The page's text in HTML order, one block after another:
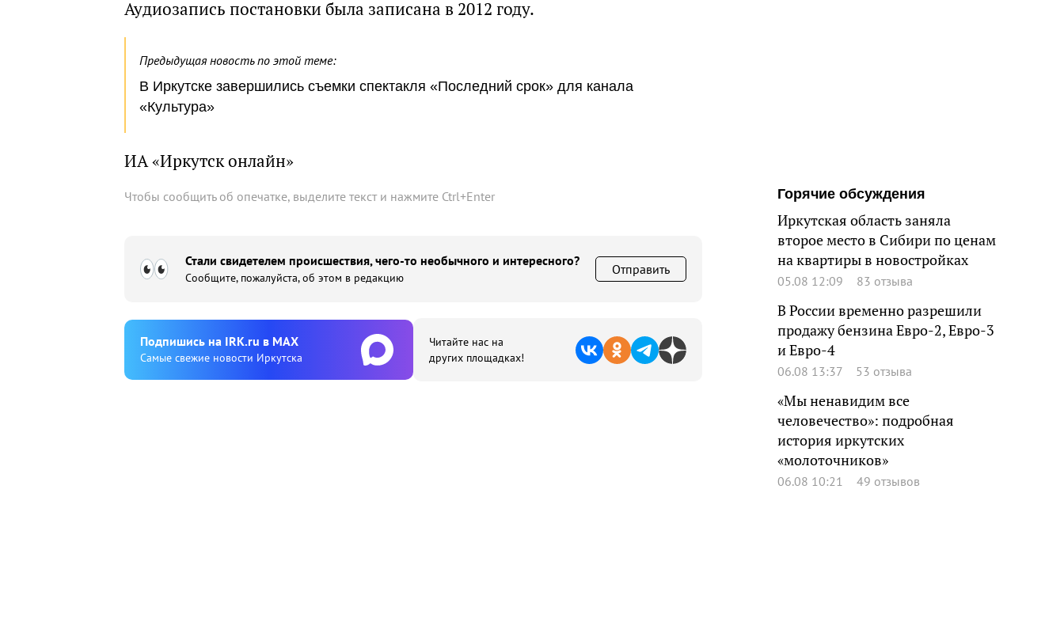
Аудиозапись постановки была записана в 2012 году.
Предыдущая новость по этой теме:
В Иркутске завершились съемки спектакля «Последний срок» для канала
«Культура»
ИА «Иркутск онлайн»
Чтобы сообщить об опечатке, выделите текст и нажмите Ctrl+Enter
Стали свидетелем происшествия, чего-то необычного и интересного?
Сообщите, пожалуйста, об этом в редакцию
Отправить
Подпишиcь на IRK.ru в MAX
Cамые свежие новости Иркутска
Читайте нас на
других площадках!
Горячие обсуждения
Иркутская область заняла
второе место в Сибири по ценам
на квартиры в новостройках
05.08 12:09 83 отзыва
В России временно разрешили
продажу бензина Евро-2, Евро-3
и Евро-4
06.08 13:37 53 отзыва
«Мы ненавидим все
человечество»: подробная
история иркутских
«молоточников»
06.08 10:21 49 отзывов